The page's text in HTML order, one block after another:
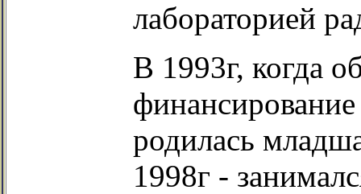
лабораторией
В 1993г, когда
родилась
1998г -